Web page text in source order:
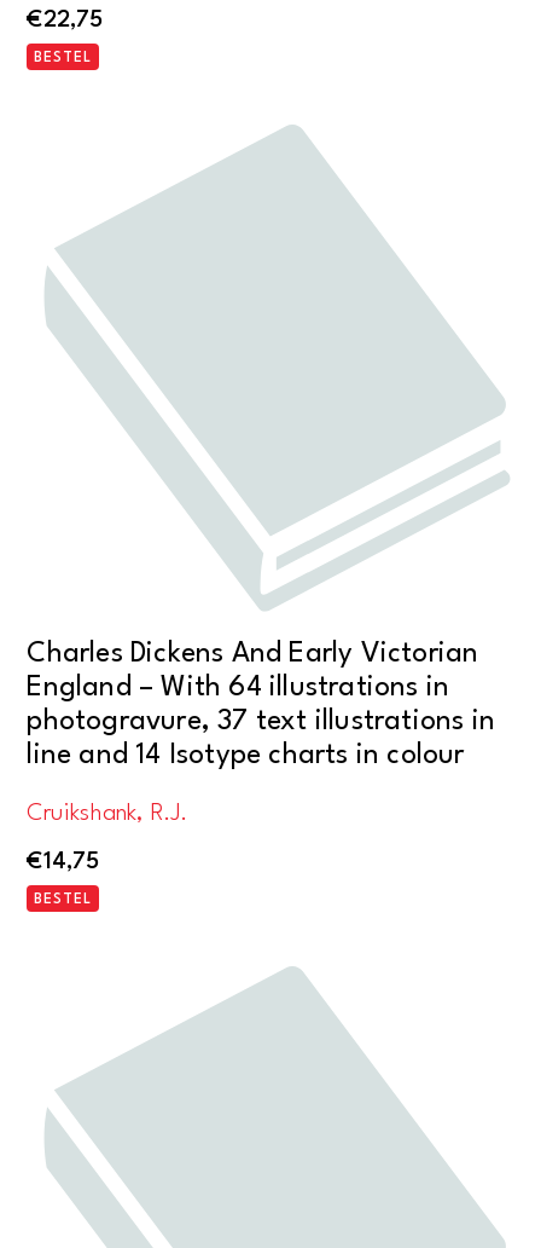
€22,75
BESTEL
Charles Dickens And Early Victorian
England – With 64 illustrations in
photogravure, 37 text illustrations in
line and 14 Isotype charts in colour
Cruikshank, R.J.
€14,75
BESTEL